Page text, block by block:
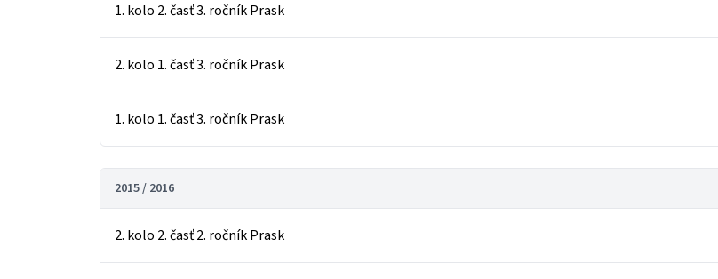
1. kolo 2. časť 3. ročník Prask
2. kolo 1. časť 3. ročník Prask
1. kolo 1. časť 3. ročník Prask
2015 / 2016
2. kolo 2. časť 2. ročník Prask